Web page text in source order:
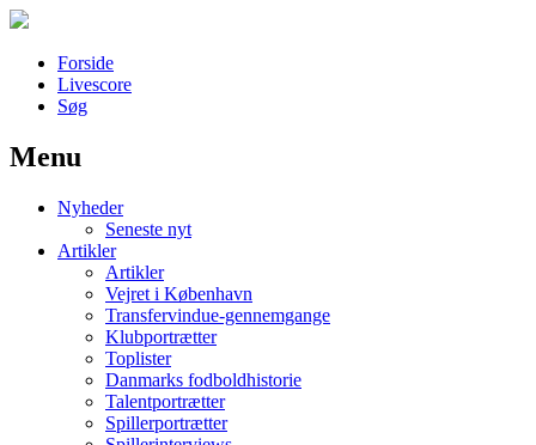
Forside
Livescore
Søg
Наши партнеры
лучшие займы
Menu
Nyheder
Seneste nyt
Artikler
Artikler
Vejret i København
Transfervindue-gennemgange
Klubportrætter
Toplister
Danmarks fodboldhistorie
Talentportrætter
Spillerportrætter